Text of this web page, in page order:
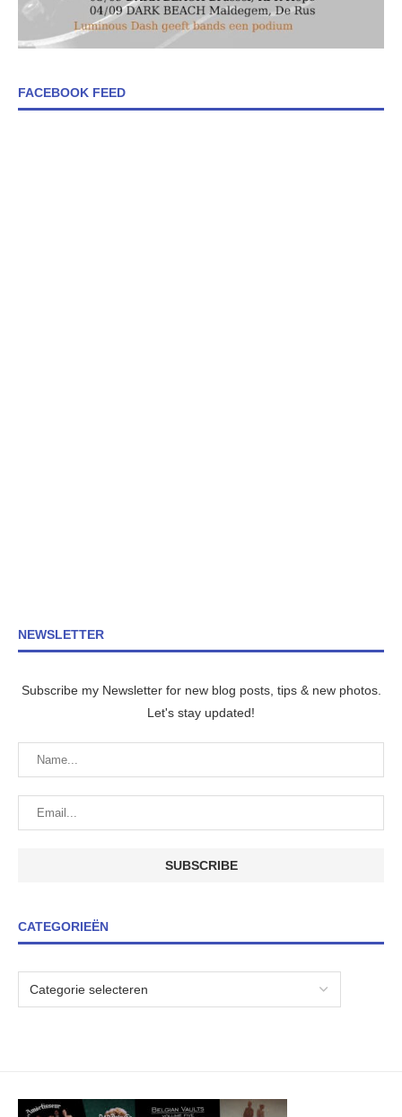
FACEBOOK FEED
NEWSLETTER
Subscribe my Newsletter for new blog posts, tips & new photos.
Let's stay updated!
CATEGORIEËN